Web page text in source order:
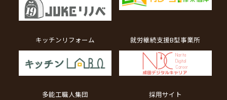
キッチンリフォーム 就労継続支援B型事業所
多能工職人集団 採用サイト